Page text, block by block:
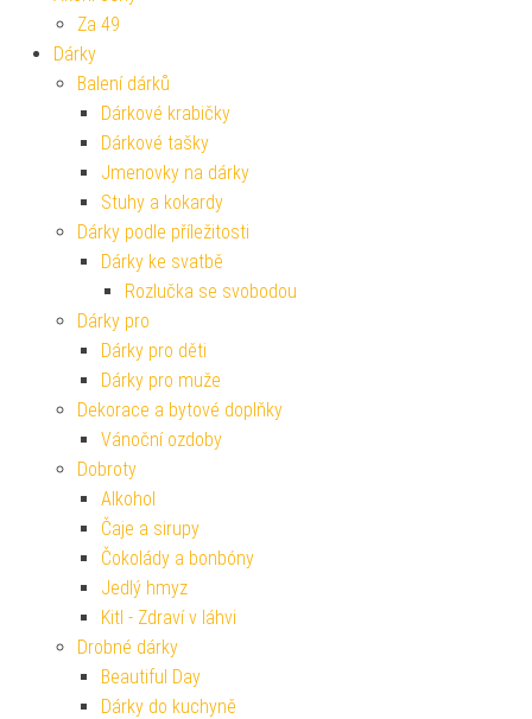
Za 49
Dárky
Balení dárků
Dárkové krabičky
Dárkové tašky
Jmenovky na dárky
Stuhy a kokardy
Dárky podle příležitosti
Dárky ke svatbě
Rozlučka se svobodou
Dárky pro
Dárky pro děti
Dárky pro muže
Dekorace a bytové doplňky
Vánoční ozdoby
Dobroty
Alkohol
Čaje a sirupy
Čokolády a bonbóny
Jedlý hmyz
Kitl - Zdraví v láhvi
Drobné dárky
Beautiful Day
Dárky do kuchyně